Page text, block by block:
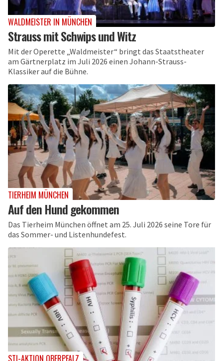
WALDMEISTER IN MÜNCHEN
Strauss mit Schwips und Witz
Mit der Operette „Waldmeister“ bringt das Staatstheater
am Gärtnerplatz im Juli 2026 einen Johann-Strauss-
Klassiker auf die Bühne.
TIERHEIM MÜNCHEN
Auf den Hund gekommen
Das Tierheim München öffnet am 25. Juli 2026 seine Tore für
das Sommer- und Listenhundefest.
STI-AKTION OBERPFALZ